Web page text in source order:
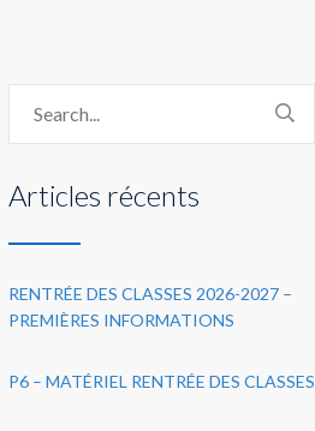
Articles récents
RENTRÉE DES CLASSES 2026-2027 –
PREMIÈRES INFORMATIONS
P6 – MATÉRIEL RENTRÉE DES CLASSES